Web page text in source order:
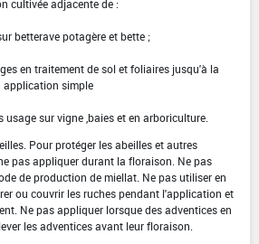
cultivée adjacente de :
betterave potagère et bette ;
en traitement de sol et foliaires jusqu'à la
application simple
usage sur vigne ,baies et en arboriculture.
Pour protéger les abeilles et autres
pas appliquer durant la floraison. Ne pas
de production de miellat. Ne pas utiliser en
ou couvrir les ruches pendant l'application et
Ne pas appliquer lorsque des adventices en
les adventices avant leur floraison.